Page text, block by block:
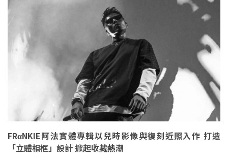
FRαNKIE阿法實體專輯以兒時影像與復刻近照入作 打造
「立體相框」設計 掀起收藏熱潮